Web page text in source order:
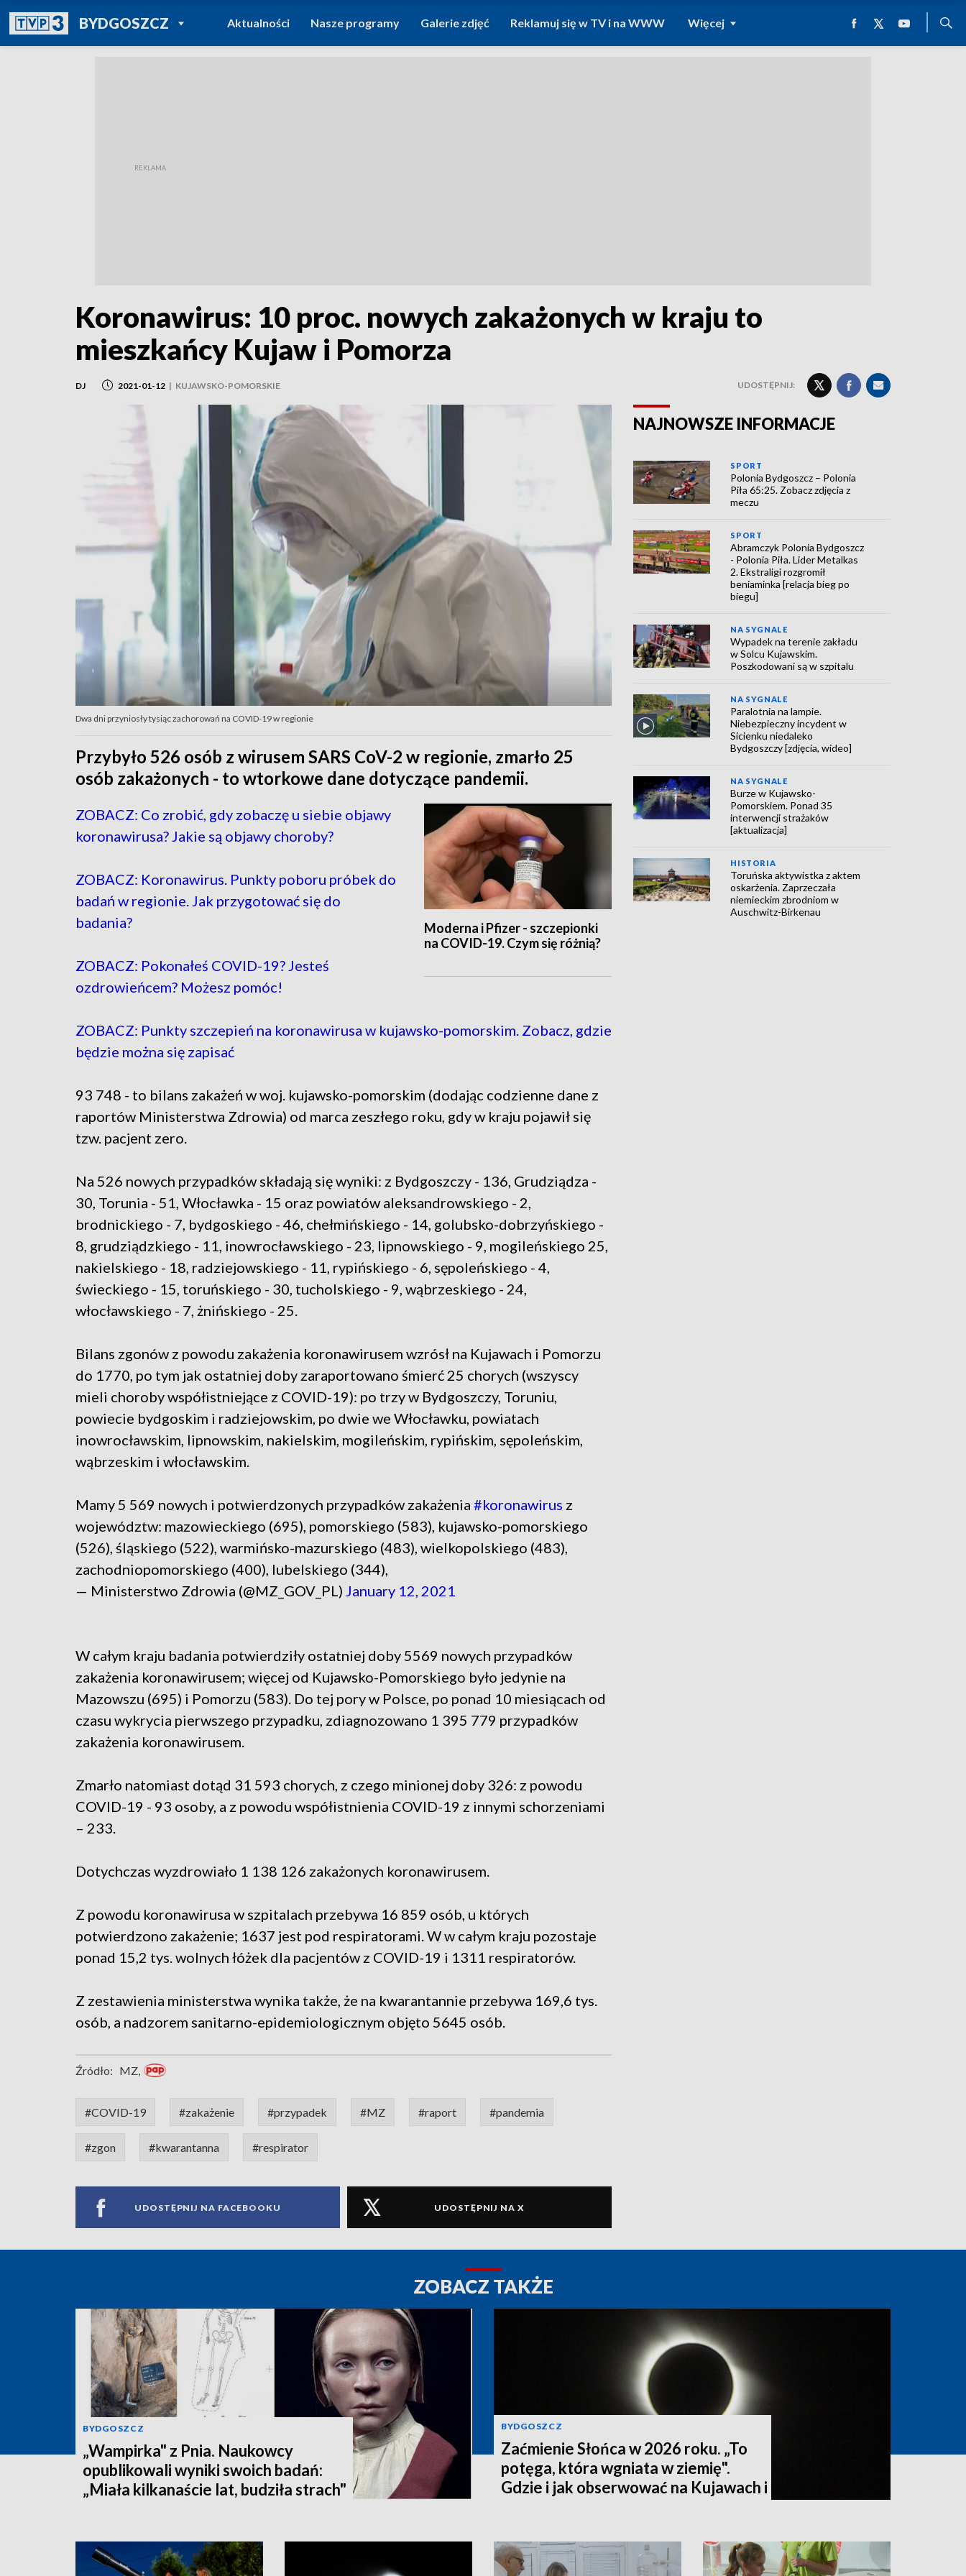
BYDGOSZCZPOWRÓT DO
TVP REGIONY
Aktualności Nasze programy Galerie zdjęć Reklamuj się w TV i na WWW Więcej
Koronawirus: 10 proc. nowych zakażonych w kraju to
mieszkańcy Kujaw i Pomorza
DJ 2021-01-12 | KUJAWSKO-POMORSKIE UDOSTĘPNIJ:
Dwa dni przyniosły tysiąc zachorowań na COVID-19 w regionie
Przybyło 526 osób z wirusem SARS CoV-2 w regionie, zmarło 25
osób zakażonych - to wtorkowe dane dotyczące pandemii.
Moderna i Pfizer - szczepionki
na COVID-19. Czym się różnią?
ZOBACZ: Co zrobić, gdy zobaczę u siebie objawy
koronawirusa? Jakie są objawy choroby?
ZOBACZ: Koronawirus. Punkty poboru próbek do
badań w regionie. Jak przygotować się do
badania?
ZOBACZ: Pokonałeś COVID-19? Jesteś
ozdrowieńcem? Możesz pomóc!
ZOBACZ: Punkty szczepień na koronawirusa w kujawsko-pomorskim. Zobacz, gdzie
będzie można się zapisać
93 748 - to bilans zakażeń w woj. kujawsko-pomorskim (dodając codzienne dane z
raportów Ministerstwa Zdrowia) od marca zeszłego roku, gdy w kraju pojawił się
tzw. pacjent zero.
Na 526 nowych przypadków składają się wyniki: z Bydgoszczy - 136, Grudziądza -
30, Torunia - 51, Włocławka - 15 oraz powiatów aleksandrowskiego - 2,
brodnickiego - 7, bydgoskiego - 46, chełmińskiego - 14, golubsko-dobrzyńskiego -
8, grudziądzkiego - 11, inowrocławskiego - 23, lipnowskiego - 9, mogileńskiego 25,
nakielskiego - 18, radziejowskiego - 11, rypińskiego - 6, sępoleńskiego - 4,
świeckiego - 15, toruńskiego - 30, tucholskiego - 9, wąbrzeskiego - 24,
włocławskiego - 7, żnińskiego - 25.
Bilans zgonów z powodu zakażenia koronawirusem wzrósł na Kujawach i Pomorzu
do 1770, po tym jak ostatniej doby zaraportowano śmierć 25 chorych (wszyscy
mieli choroby współistniejące z COVID-19): po trzy w Bydgoszczy, Toruniu,
powiecie bydgoskim i radziejowskim, po dwie we Włocławku, powiatach
inowrocławskim, lipnowskim, nakielskim, mogileńskim, rypińskim, sępoleńskim,
wąbrzeskim i włocławskim.
Mamy 5 569 nowych i potwierdzonych przypadków zakażenia #koronawirus z
województw: mazowieckiego (695), pomorskiego (583), kujawsko-pomorskiego
(526), śląskiego (522), warmińsko-mazurskiego (483), wielkopolskiego (483),
zachodniopomorskiego (400), lubelskiego (344),
— Ministerstwo Zdrowia (@MZ_GOV_PL) January 12, 2021
W całym kraju badania potwierdziły ostatniej doby 5569 nowych przypadków
zakażenia koronawirusem; więcej od Kujawsko-Pomorskiego było jedynie na
Mazowszu (695) i Pomorzu (583). Do tej pory w Polsce, po ponad 10 miesiącach od
czasu wykrycia pierwszego przypadku, zdiagnozowano 1 395 779 przypadków
zakażenia koronawirusem.
Zmarło natomiast dotąd 31 593 chorych, z czego minionej doby 326: z powodu
COVID-19 - 93 osoby, a z powodu współistnienia COVID-19 z innymi schorzeniami
– 233.
Dotychczas wyzdrowiało 1 138 126 zakażonych koronawirusem.
Z powodu koronawirusa w szpitalach przebywa 16 859 osób, u których
potwierdzono zakażenie; 1637 jest pod respiratorami. W w całym kraju pozostaje
ponad 15,2 tys. wolnych łóżek dla pacjentów z COVID-19 i 1311 respiratorów.
Z zestawienia ministerstwa wynika także, że na kwarantannie przebywa 169,6 tys.
osób, a nadzorem sanitarno-epidemiologicznym objęto 5645 osób.
Źródło: MZ,
#COVID-19 #zakażenie #przypadek #MZ #raport #pandemia
#zgon #kwarantanna #respirator
UDOSTĘPNIJ NA FACEBOOKU UDOSTĘPNIJ NA X
NAJNOWSZE INFORMACJE
SPORT
Polonia Bydgoszcz – Polonia
Piła 65:25. Zobacz zdjęcia z
meczu
SPORT
Abramczyk Polonia Bydgoszcz
- Polonia Piła. Lider Metalkas
2. Ekstraligi rozgromił
beniaminka [relacja bieg po
biegu]
NA SYGNALE
Wypadek na terenie zakładu
w Solcu Kujawskim.
Poszkodowani są w szpitalu
NA SYGNALE
Paralotnia na lampie.
Niebezpieczny incydent w
Sicienku niedaleko
Bydgoszczy [zdjęcia, wideo]
NA SYGNALE
Burze w Kujawsko-
Pomorskiem. Ponad 35
interwencji strażaków
[aktualizacja]
HISTORIA
Toruńska aktywistka z aktem
oskarżenia. Zaprzeczała
niemieckim zbrodniom w
Auschwitz-Birkenau
ZOBACZ TAKŻE
BYDGOSZCZ
„Wampirka" z Pnia. Naukowcy
opublikowali wyniki swoich badań:
„Miała kilkanaście lat, budziła strach"
BYDGOSZCZ
Zaćmienie Słońca w 2026 roku. „To
potęga, która wgniata w ziemię".
Gdzie i jak obserwować na Kujawach i